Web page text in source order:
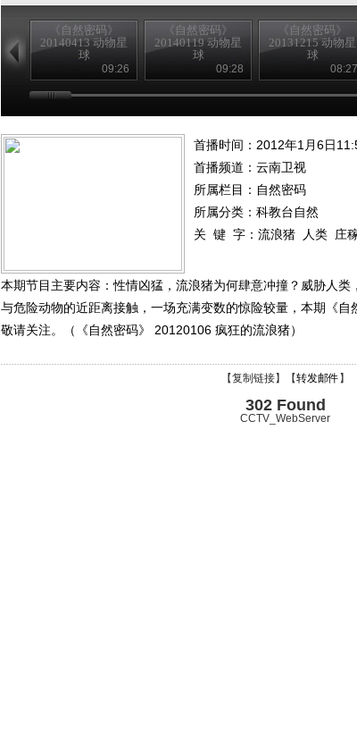
《自然密码》
20140413 动物星
球
09:26
《自然密码》
20140119 动物星
球
09:28
《自然密码》
20131215 动物星
球
08:27
首播时间：2012年1月6日
首播频道： 云南卫视
所属栏目： 自然密码
所属分类：科教台自然
关 键 字： 流浪猪 人类 庄
本期节目主要内容：性情凶猛，流浪猪为何肆意冲撞？威胁人类
与危险动物的近距离接触，一场充满变数的惊险较量，本期《自
敬请关注。（《自然密码》 20120106 疯狂的流浪猪）
【复制链接】【转发邮件 】
302 Found
CCTV_WebServer